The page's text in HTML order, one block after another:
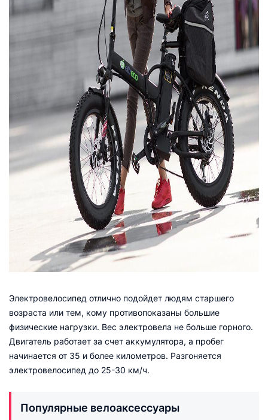
Электровелосипед отлично подойдет людям старшего
возраста или тем, кому противопоказаны большие
физические нагрузки. Вес электровела не больше горного.
Двигатель работает за счет аккумулятора, а пробег
начинается от 35 и более километров. Разгоняется
электровелосипед до 25-30 км/ч.
Популярные велоаксессуары